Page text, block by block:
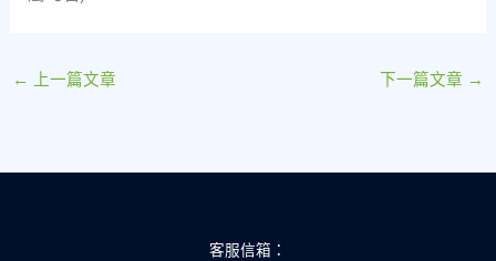
← 上一篇文章 下一篇文章 →
客服信箱：